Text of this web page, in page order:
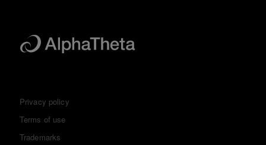
Privacy policy
Terms of use
Trademarks